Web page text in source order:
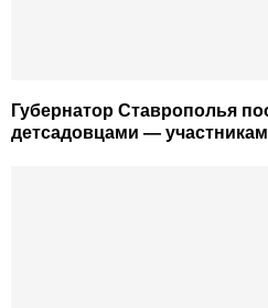
Губернатор Ставрополья
детсадовцами —